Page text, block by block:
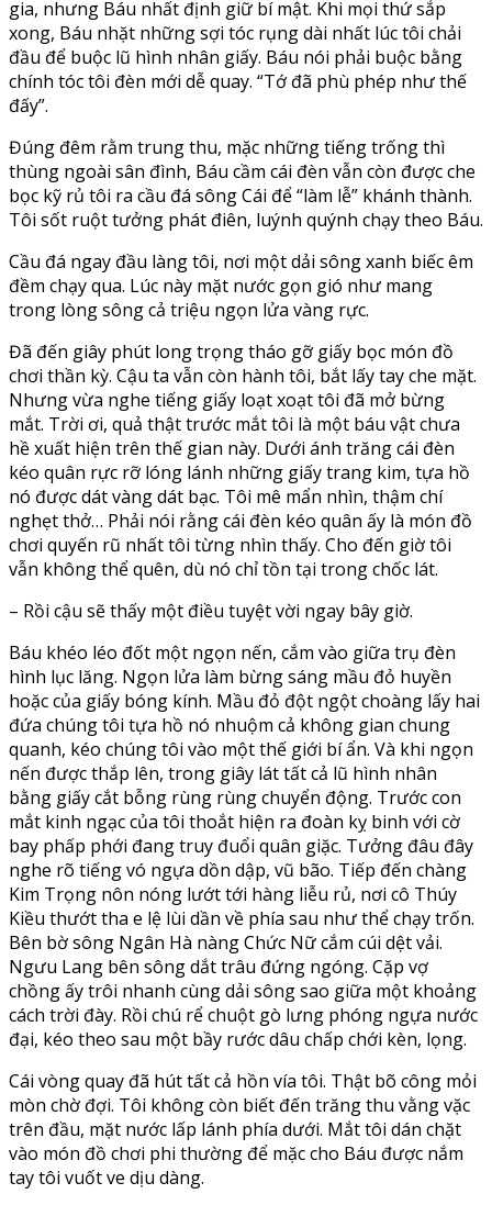
gia, nhưng Báu nhất định giữ bí mật. Khi mọi thứ sắp
xong, Báu nhặt những sợi tóc rụng dài nhất lúc tôi chải
đầu để buộc lũ hình nhân giấy. Báu nói phải buộc bằng
chính tóc tôi đèn mới dễ quay. “Tớ đã phù phép như thế
đấy”.
Đúng đêm rằm trung thu, mặc những tiếng trống thì
thùng ngoài sân đình, Báu cầm cái đèn vẫn còn được che
bọc kỹ rủ tôi ra cầu đá sông Cái để “làm lễ” khánh thành.
Tôi sốt ruột tưởng phát điên, luýnh quýnh chạy theo Báu.
Cầu đá ngay đầu làng tôi, nơi một dải sông xanh biếc êm
đềm chạy qua. Lúc này mặt nước gọn gió như mang
trong lòng sông cả triệu ngọn lửa vàng rực.
Đã đến giây phút long trọng tháo gỡ giấy bọc món đồ
chơi thần kỳ. Cậu ta vẫn còn hành tôi, bắt lấy tay che mặt.
Nhưng vừa nghe tiếng giấy loạt xoạt tôi đã mở bừng
mắt. Trời ơi, quả thật trước mắt tôi là một báu vật chưa
hề xuất hiện trên thế gian này. Dưới ánh trăng cái đèn
kéo quân rực rỡ lóng lánh những giấy trang kim, tựa hồ
nó được dát vàng dát bạc. Tôi mê mẩn nhìn, thậm chí
nghẹt thở… Phải nói rằng cái đèn kéo quân ấy là món đồ
chơi quyến rũ nhất tôi từng nhìn thấy. Cho đến giờ tôi
vẫn không thể quên, dù nó chỉ tồn tại trong chốc lát.
– Rồi cậu sẽ thấy một điều tuyệt vời ngay bây giờ.
Báu khéo léo đốt một ngọn nến, cắm vào giữa trụ đèn
hình lục lăng. Ngọn lửa làm bừng sáng mầu đỏ huyền
hoặc của giấy bóng kính. Mầu đỏ đột ngột choàng lấy hai
đứa chúng tôi tựa hồ nó nhuộm cả không gian chung
quanh, kéo chúng tôi vào một thế giới bí ẩn. Và khi ngọn
nến được thắp lên, trong giây lát tất cả lũ hình nhân
bằng giấy cắt bỗng rùng rùng chuyển động. Trước con
mắt kinh ngạc của tôi thoắt hiện ra đoàn kỵ binh với cờ
bay phấp phới đang truy đuổi quân giặc. Tưởng đâu đây
nghe rõ tiếng vó ngựa dồn dập, vũ bão. Tiếp đến chàng
Kim Trọng nôn nóng lướt tới hàng liễu rủ, nơi cô Thúy
Kiều thướt tha e lệ lùi dần về phía sau như thể chạy trốn.
Bên bờ sông Ngân Hà nàng Chức Nữ cắm cúi dệt vải.
Ngưu Lang bên sông dắt trâu đứng ngóng. Cặp vợ
chồng ấy trôi nhanh cùng dải sông sao giữa một khoảng
cách trời đày. Rồi chú rể chuột gò lưng phóng ngựa nước
đại, kéo theo sau một bầy rước dâu chấp chới kèn, lọng.
Cái vòng quay đã hút tất cả hồn vía tôi. Thật bõ công mỏi
mòn chờ đợi. Tôi không còn biết đến trăng thu vằng vặc
trên đầu, mặt nước lấp lánh phía dưới. Mắt tôi dán chặt
vào món đồ chơi phi thường để mặc cho Báu được nắm
tay tôi vuốt ve dịu dàng.